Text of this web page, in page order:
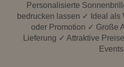
Personalisierte
bedrucken lassen ✓ Ideal als
oder Promotion ✓ Große
Lieferung ✓ Attraktive